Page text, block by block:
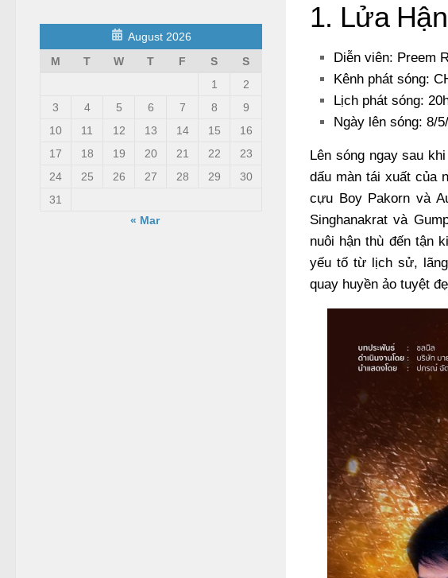
1. Lửa
Diễn viên: Preem
Kênh phát sóng:
Lịch phát sóng:
Ngày lên sóng: 8/
Lên sóng ngay sau
dấu màn tái xuất của
cựu Boy Pakorn và
Singhanakrat và
nuôi hận thù đến tận
yếu tố từ lịch sử,
quay huyền ảo tuyệt
August 2026
M
T W T F S
S
1
2
3
4 5 6 7 8
9
10
11 12 13 14 15
16
17
18 19 20 21 22
23
24
25 26 27 28 29
30
31
« Mar